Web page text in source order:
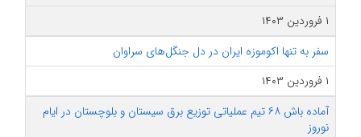
۱ فروردین ۱۴۰۳
سفر به تنها اکوموزه ایران در دل جنگل‌های سراوان
۱ فروردین ۱۴۰۳
آماده باش ۶۸ تیم عملیاتی توزیع برق سیستان و بلوچستان در ایام
نوروز